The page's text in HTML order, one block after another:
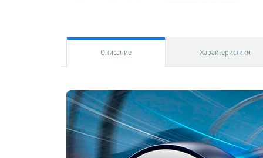
Описание Характеристики